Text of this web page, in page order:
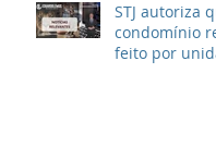
STJ autoriza
condomínio
feito por